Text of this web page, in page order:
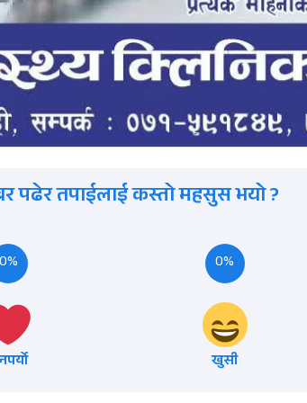
पढेर तपाईलाई कस्तो महसुस भयो ?
0% 0%
खुसी